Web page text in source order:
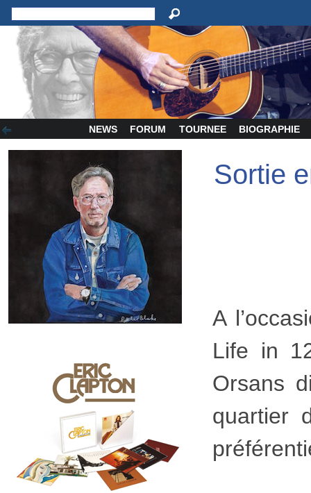
NEWS FORUM TOURNEE BIOGRAPHIE
Sortie
A
Life in
Orsans
quartier